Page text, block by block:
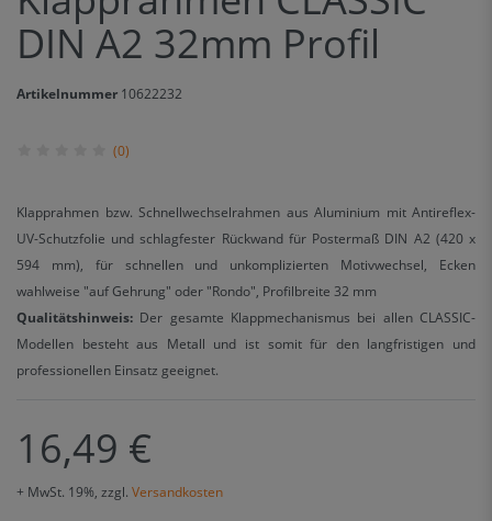
DIN A2 32mm Profil
Artikelnummer 10622232
(0)
Klapprahmen bzw. Schnellwechselrahmen aus Aluminium mit Antireflex-
UV-Schutzfolie und schlagfester Rückwand für Postermaß DIN A2 (420 x
594 mm), für schnellen und unkomplizierten Motivwechsel, Ecken
wahlweise "auf Gehrung" oder "Rondo", Profilbreite 32 mm
Qualitätshinweis: Der gesamte Klappmechanismus bei allen CLASSIC-
Modellen besteht aus Metall und ist somit für den langfristigen und
professionellen Einsatz geeignet.
16,49 €
+ MwSt. 19%, zzgl. Versandkosten